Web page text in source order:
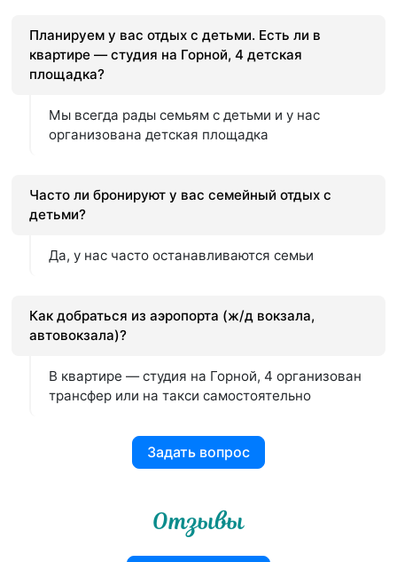
Планируем у вас отдых с детьми. Есть ли в
квартире — студия на Горной, 4 детская
площадка?
Мы всегда рады семьям с детьми и у нас
организована детская площадка
Часто ли бронируют у вас семейный отдых с
детьми?
Да, у нас часто останавливаются семьи
Как добраться из аэропорта (ж/д вокзала,
автовокзала)?
В квартире — студия на Горной, 4 организован
трансфер или на такси самостоятельно
Задать вопрос
Отзывы